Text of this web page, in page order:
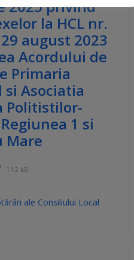
2025 privind
la HCL nr.
august 2023
Acordului de
Primaria
Asociatia
Politistilor-
1 si
Mare
112 kB
ale Consiliului Local